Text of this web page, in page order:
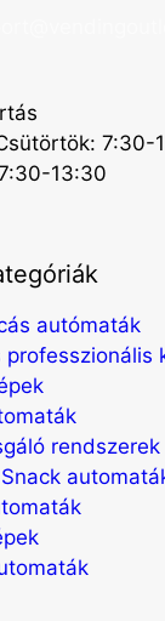
7:30-
13:30
autómaták
professzionális
rendszerek